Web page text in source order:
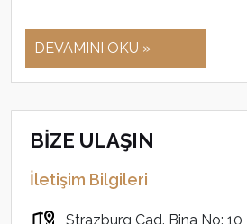
DEVAMINI OKU »
BİZE ULAŞIN
İletişim Bilgileri
Strazburg Cad. Bina No: